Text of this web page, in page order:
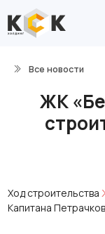
Все новости
ЖК
Ход строительства
Капитана